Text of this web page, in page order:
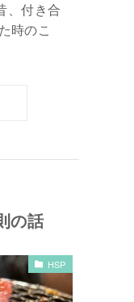
、付き合
時のこ
の話
HSP